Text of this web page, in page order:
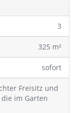
3
325 m²
sofort
Freisitz und
im Garten